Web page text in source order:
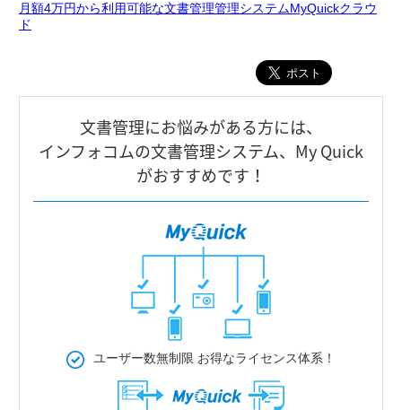
月額4万円から利用可能な文書管理管理システムMyQuickクラウ
ド
⽂書管理にお悩みがある⽅には、
インフォコムの⽂書管理システム、My Quick
がおすすめです！
ユーザー数無制限 お得なライセンス体系！